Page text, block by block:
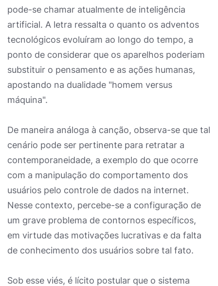
pode-se chamar atualmente de inteligência
artificial. A letra ressalta o quanto os adventos
tecnológicos evoluíram ao longo do tempo, a
ponto de considerar que os aparelhos poderiam
substituir o pensamento e as ações humanas,
apostando na dualidade "homem versus
máquina".
De maneira análoga à canção, observa-se que tal
cenário pode ser pertinente para retratar a
contemporaneidade, a exemplo do que ocorre
com a manipulação do comportamento dos
usuários pelo controle de dados na internet.
Nesse contexto, percebe-se a configuração de
um grave problema de contornos específicos,
em virtude das motivações lucrativas e da falta
de conhecimento dos usuários sobre tal fato.
Sob esse viés, é lícito postular que o sistema